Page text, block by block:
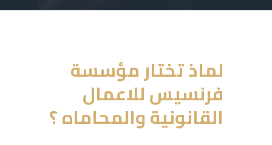
لماذ تختار مؤسسة
فرنسيس للاعمال
القانونية والمحاماه ؟